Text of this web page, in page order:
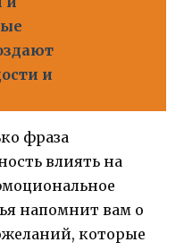
и
фраза
влиять на
напомнит вам о
которые